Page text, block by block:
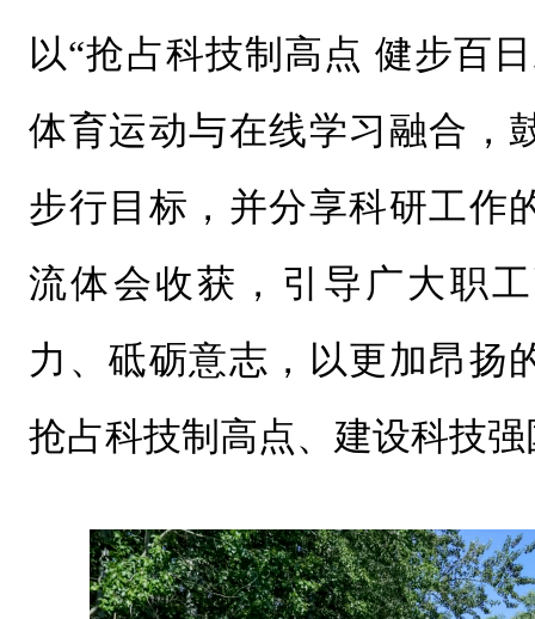
以“抢占科技制高点 健步百
体育运动与在线学习融合，
步行目标，并分享科研工作
流体会收获，引导广大职
力、砥砺意志，以更加昂扬
抢占科技制高点、建设科技